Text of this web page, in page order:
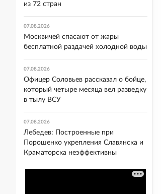
из 72 стран
07.08.2026
Москвичей спасают от жары
бесплатной раздачей холодной воды
07.08.2026
Офицер Соловьев рассказал о бойце,
который четыре месяца вел разведку
в тылу ВСУ
07.08.2026
Лебедев: Построенные при
Порошенко укрепления Славянска и
Краматорска неэффективны